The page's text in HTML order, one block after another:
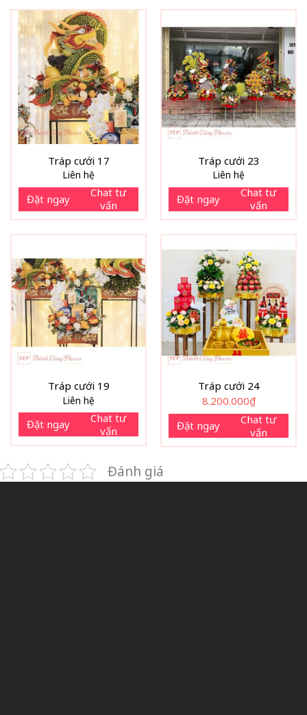
Tráp cưới 17
Liên hệ
Đặt ngay
Chat tư
vấn
Tráp cưới 23
Liên hệ
Đặt ngay
Chat tư
vấn
Tráp cưới 19
Liên hệ
Đặt ngay
Chat tư
vấn
Tráp cưới 24
8.200.000₫
Đặt ngay
Chat tư
vấn
Đánh giá